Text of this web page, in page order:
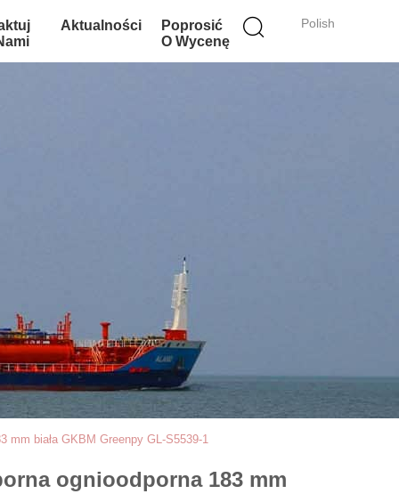
Polish
Aktualności
Poprosić
O Wycenę
mm biała GKBM Greenpy GL-S5539-1
ognioodporna 183 mm